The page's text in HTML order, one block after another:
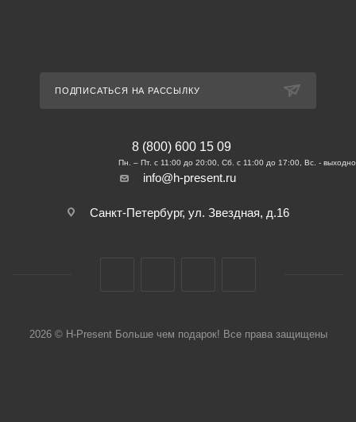
ПОДПИСАТЬСЯ НА РАССЫЛКУ
8 (800) 600 15 09
info@h-present.ru
Санкт-Петербург, ул. Звездная, д.16
2026 © H-Present Больше чем подарок! Все права защищены